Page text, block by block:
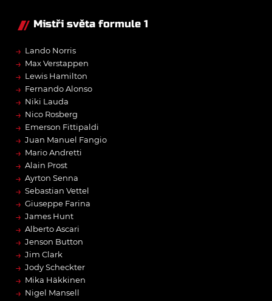
Mistři světa formule 1
→ Lando Norris
→ Max Verstappen
→ Lewis Hamilton
→ Fernando Alonso
→ Niki Lauda
→ Nico Rosberg
→ Emerson Fittipaldi
→ Juan Manuel Fangio
→ Mario Andretti
→ Alain Prost
→ Ayrton Senna
→ Sebastian Vettel
→ Giuseppe Farina
→ James Hunt
→ Alberto Ascari
→ Jenson Button
→ Jim Clark
→ Jody Scheckter
→ Mika Häkkinen
→ Nigel Mansell